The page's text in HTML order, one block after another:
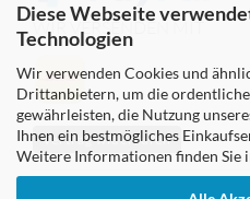
Diese Webseite
Technologien
Wir verwenden Cookies und
Drittanbietern, um die
gewährleisten, die Nutzung
Ihnen ein bestmögliches
Weitere Informationen finden Sie
WIR VERSENDEN MIT
Vertrag widerrufen